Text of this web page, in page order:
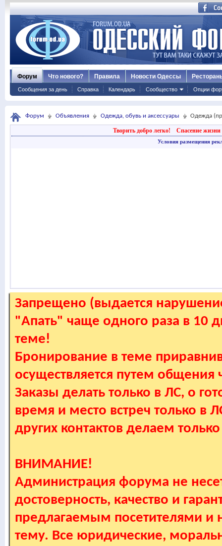
Форум
Сообщения за день Справка Календарь Сообщество Опции
Что нового? Правила Новости Одессы
Форум Объявления Одежда, обувь и аксессуары Одежда
Творить добро легко! Спасение жизни
Условия размещения
Запрещено (выдается
"Апать" чаще одного раза в 10
теме!
Бронирование в теме
осуществляется путем
Заказы делать только в ЛС, о
время и место встреч только в
других контактов делаем
ВНИМАНИЕ!
Администрация форума не
достоверность, качество и
предлагаемым посетителями и
тему. Все юридические,